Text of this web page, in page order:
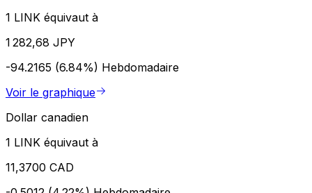
1 LINK équivaut à
1 282,68 JPY
-94.2165 (6.84%) Hebdomadaire
Voir le graphique
Dollar canadien
1 LINK équivaut à
11,3700 CAD